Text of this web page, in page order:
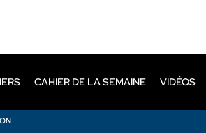
CAHIER DE LA SEMAINE VIDÉOS